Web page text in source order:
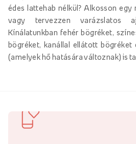
édes lattehab nélkül? Alkosson egy
vagy tervezzen varázslatos
Kínálatunkban fehér bögréket,
bögréket, kanállal ellátott
(amelyek hő hatására változnak) is